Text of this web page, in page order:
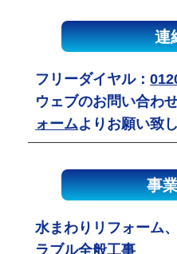
連
フリーダイヤル：
ウェブのお問い合わせ
ォームよりお願い致
事
水まわりリフォーム
ラブル全般工事